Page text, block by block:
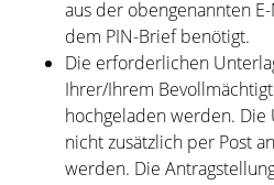
aus der obengenannten
dem PIN-Brief benötigt.
Die erforderlichen
Ihrer/Ihrem
hochgeladen werden. Die
nicht zusätzlich per Post
werden. Die